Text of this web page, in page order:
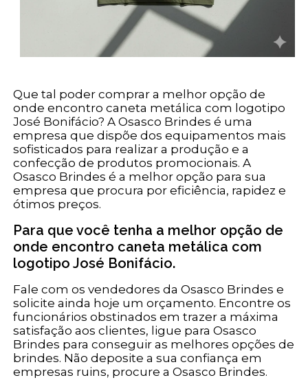
Que tal poder comprar a melhor opção de
onde encontro caneta metálica com logotipo
José Bonifácio? A Osasco Brindes é uma
empresa que dispõe dos equipamentos mais
sofisticados para realizar a produção e a
confecção de produtos promocionais. A
Osasco Brindes é a melhor opção para sua
empresa que procura por eficiência, rapidez e
ótimos preços.
Para que você tenha a melhor opção de
onde encontro caneta metálica com
logotipo José Bonifácio.
Fale com os vendedores da Osasco Brindes e
solicite ainda hoje um orçamento. Encontre os
funcionários obstinados em trazer a máxima
satisfação aos clientes, ligue para Osasco
Brindes para conseguir as melhores opções de
brindes. Não deposite a sua confiança em
empresas ruins, procure a Osasco Brindes.